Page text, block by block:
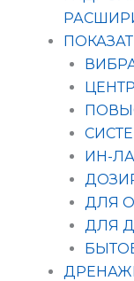
ИН-
ДЛЯ
ДЛЯ